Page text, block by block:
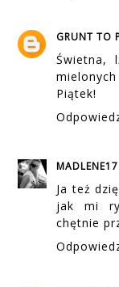
GRUNT TO
Świetna,
Piątek!
MADLENE17
Ja też
jak mi
chętnie